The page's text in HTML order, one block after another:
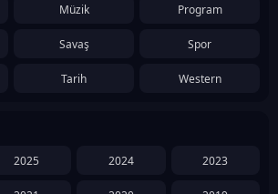
Müzik Program
Savaş Spor
Tarih Western
2025 2024 2023